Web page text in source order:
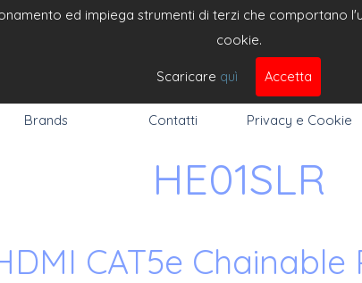
ed impiega strumenti di terzi che comportano
cookie.
Scaricare quì Accetta
Brands Contatti Privacy e Cookie
HE01SLR
CAT5e Chainable